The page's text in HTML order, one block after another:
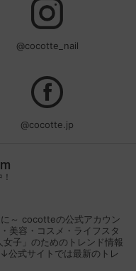
@cocotte_nail
@cocotte.jp
～ cocotteの公式アカウン
美容・コスメ・ライフスタ
女子」のためのトレンド情報
↓公式サイトでは最新のトレ